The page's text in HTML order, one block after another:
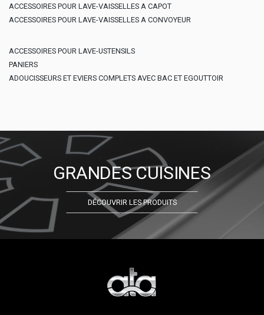
ACCESSOIRES POUR LAVE-VAISSELLES A CAPOT
ACCESSOIRES POUR LAVE-VAISSELLES A CONVOYEUR
ACCESSOIRES POUR LAVE-USTENSILS
PANIERS
ADOUCISSEURS ET EVIERS COMPLETS AVEC BAC ET EGOUTTOIR
GRANDES CUISINES
DÉCOUVRIR LES PRODUITS